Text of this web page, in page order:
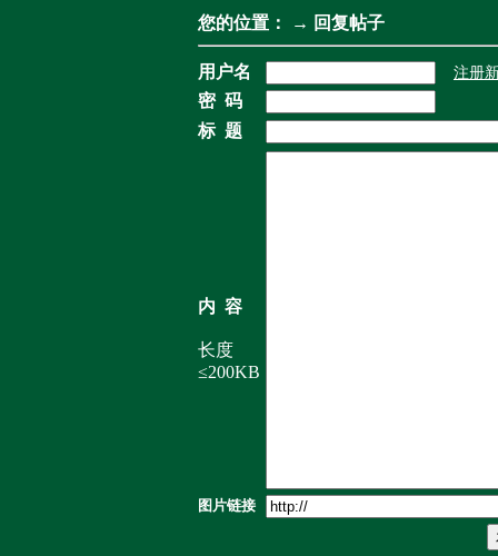
您的位置： → 回复帖子
用户名 注册
密 码
标 题
内 容
长度
≤200KB
图片链接